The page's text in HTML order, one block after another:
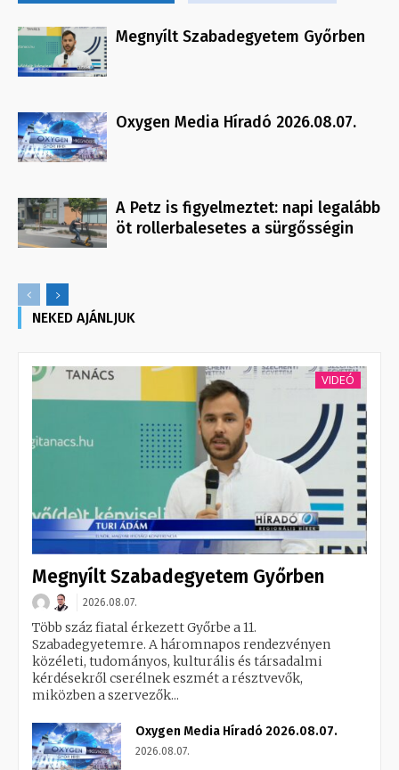
Megnyílt Szabadegyetem Győrben
Oxygen Media Híradó 2026.08.07.
A Petz is figyelmeztet: napi legalább
öt rollerbalesetes a sürgősségin
NEKED AJÁNLJUK
VIDEÓ
Megnyílt Szabadegyetem Győrben
2026.08.07.
Több száz fiatal érkezett Győrbe a 11.
Szabadegyetemre. A háromnapos rendezvényen
közéleti, tudományos, kulturális és társadalmi
kérdésekről cserélnek eszmét a résztvevők,
miközben a szervezők...
Oxygen Media Híradó 2026.08.07.
2026.08.07.